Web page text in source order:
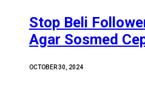
Stop Beli
Agar Sosmed
OCTOBER 30, 2024